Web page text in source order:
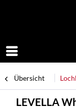
Übersicht
LEVELLA